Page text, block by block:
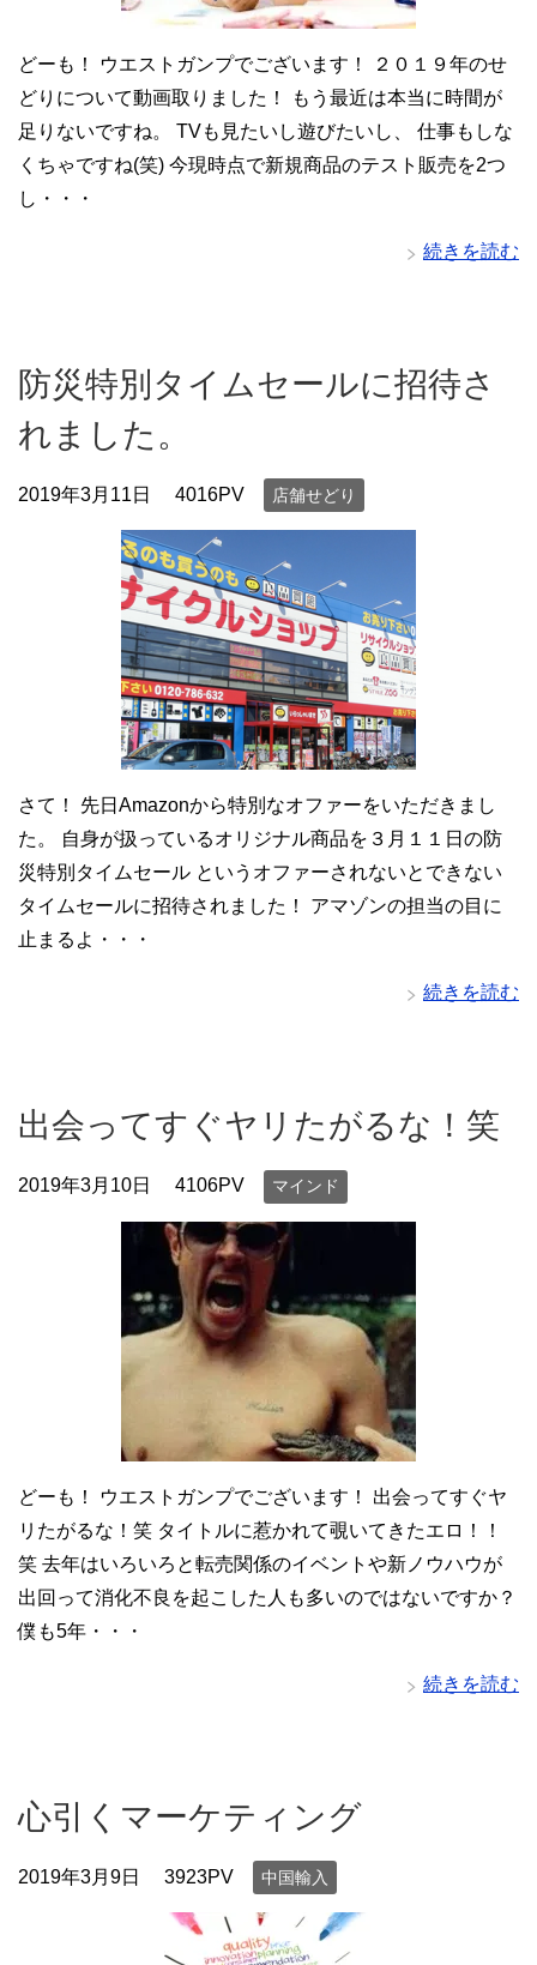
どーも！ ウエストガンプでございます！ ２０１９年のせ
どりについて動画取りました！ もう最近は本当に時間が
足りないですね。 TVも見たいし遊びたいし、 仕事もしな
くちゃですね(笑) 今現時点で新規商品のテスト販売を2つ
し・・・
続きを読む
防災特別タイムセールに招待さ
れました。
2019年3月11日 4016PV 店舗せどり
さて！ 先日Amazonから特別なオファーをいただきまし
た。 自身が扱っているオリジナル商品を３月１１日の防
災特別タイムセール というオファーされないとできない
タイムセールに招待されました！ アマゾンの担当の目に
止まるよ・・・
続きを読む
出会ってすぐヤリたがるな！笑
2019年3月10日 4106PV マインド
どーも！ ウエストガンプでございます！ 出会ってすぐヤ
リたがるな！笑 タイトルに惹かれて覗いてきたエロ！！
笑 去年はいろいろと転売関係のイベントや新ノウハウが
出回って消化不良を起こした人も多いのではないですか？
僕も5年・・・
続きを読む
心引くマーケティング
2019年3月9日 3923PV 中国輸入